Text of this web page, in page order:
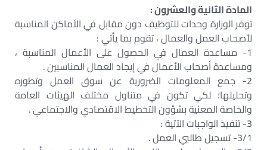
المادة الثانية والعشرون :
توفر الوزارة وحدات للتوظيف دون مقابل في الأماكن المناسبة
لأصحاب العمل والعمال ، تقوم بما يأتي :
1- مساعدة العمال في الحصول على الأعمال المناسبة ،
ومساعدة أصحاب الأعمال في إيجاد العمال المناسبين .
2- جمع المعلومات الضرورية عن سوق العمل وتطوره
وتحليلها؛ لكي تكون في متناول مختلف الهيئات العامة
والخاصة المعنية بشؤون التخطيط الاقتصادي والاجتماعي .
3- تنفيذ الواجبات الآتية :
3/1- تسجيل طالبي العمل .